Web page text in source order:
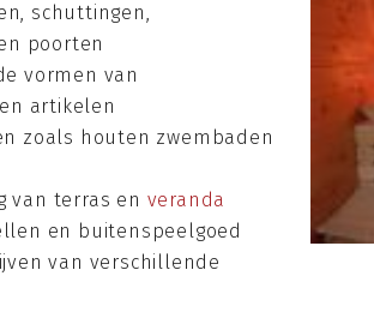
schuttingen,
poorten
vormen van
artikelen
zoals houten zwembaden
van terras en veranda
en buitenspeelgoed
van verschillende